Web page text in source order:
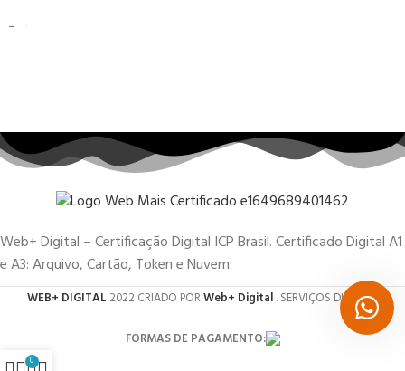
Web+ Digital – Certificação Digital ICP Brasil. Certificado Digital A1
e A3: Arquivo, Cartão, Token e Nuvem.
WEB+ DIGITAL 2022 CRIADO PORWeb+ Digital. SERVIÇOS DIGITAIS.
FORMAS DE PAGAMENTO:
0